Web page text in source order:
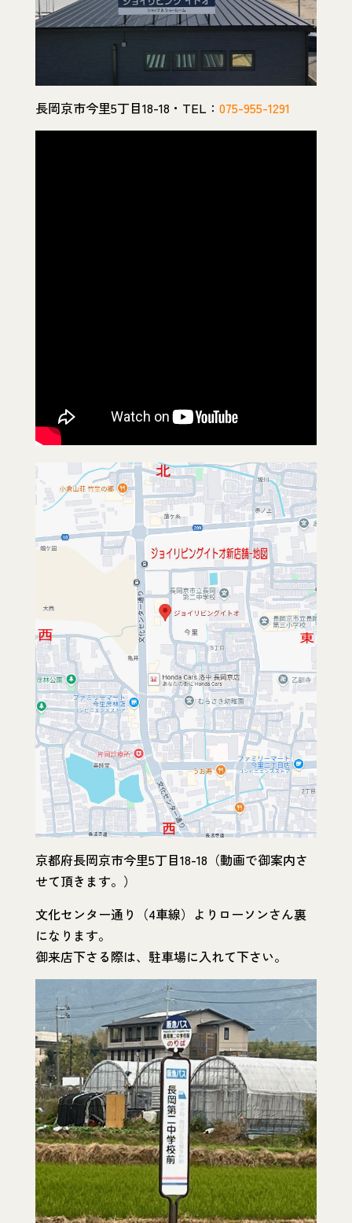
長岡京市今里5丁目18-18・TEL： 075-955-1291
京都府長岡京市今里5丁目18-18（動画で御案内さ
せて頂きます。）
文化センター通り（4車線）よりローソンさん裏
になります。
御来店下さる際は、駐車場に入れて下さい。